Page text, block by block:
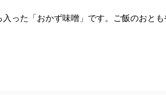
った「おかず味噌」です。ご飯のおと